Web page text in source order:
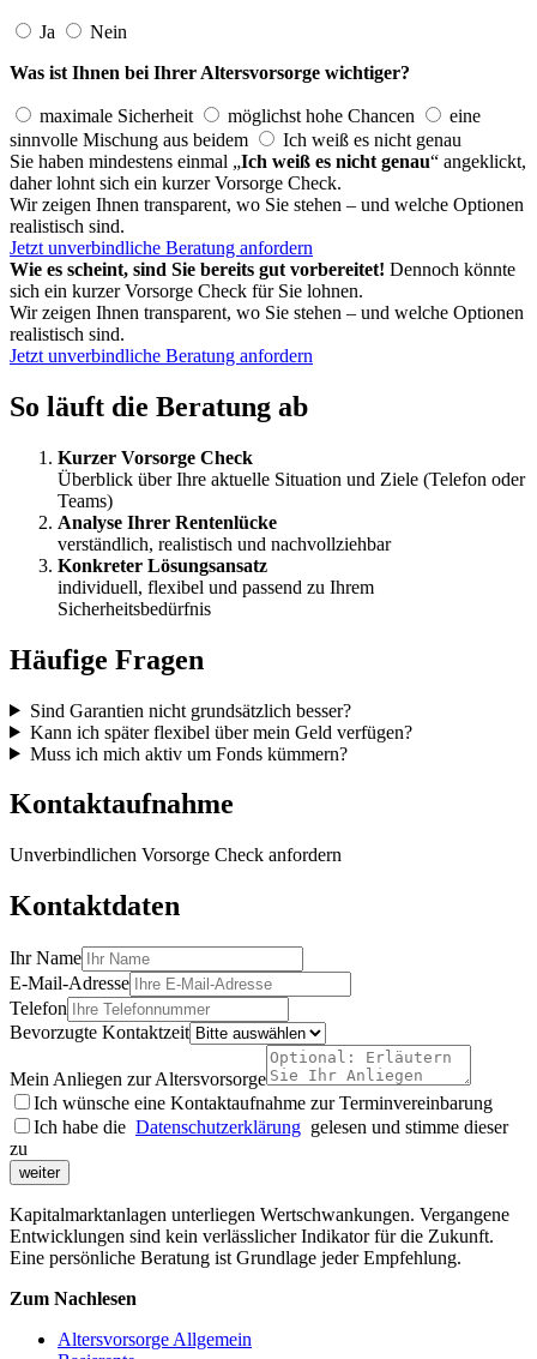
Ja
Nein
Was ist Ihnen bei Ihrer Altersvorsorge wichtiger?
maximale Sicherheit möglichst hohe Chancen
eine
sinnvolle Mischung aus beidem
Ich weiß es nicht genau
Sie haben mindestens einmal „Ich weiß es nicht genau“ angeklickt,
daher lohnt sich ein kurzer Vorsorge Check.
Wir zeigen Ihnen transparent, wo Sie stehen – und welche Optionen
realistisch sind.
Jetzt unverbindliche Beratung anfordern
Wie es scheint, sind Sie bereits gut vorbereitet! Dennoch könnte
sich ein kurzer Vorsorge Check für Sie lohnen.
Wir zeigen Ihnen transparent, wo Sie stehen – und welche Optionen
realistisch sind.
Jetzt unverbindliche Beratung anfordern
So läuft die Beratung ab
Kurzer Vorsorge Check
Überblick über Ihre aktuelle Situation und Ziele (Telefon oder
Teams)
Analyse Ihrer Rentenlücke
verständlich, realistisch und nachvollziehbar
Konkreter Lösungsansatz
individuell, flexibel und passend zu Ihrem
Sicherheitsbedürfnis
Häufige Fragen
Sind Garantien nicht grundsätzlich besser?
Kann ich später flexibel über mein Geld verfügen?
Muss ich mich aktiv um Fonds kümmern?
Kontaktaufnahme
Unverbindlichen Vorsorge Check anfordern
Kontaktdaten
Ihr Name
E-Mail-Adresse
Telefon
Bevorzugte Kontaktzeit
Mein Anliegen zur Altersvorsorge
Ich wünsche eine Kontaktaufnahme zur Terminvereinbarung
Ich habe die Datenschutzerklärung gelesen und stimme dieser
zu
weiter
Kapitalmarktanlagen unterliegen Wertschwankungen. Vergangene
Entwicklungen sind kein verlässlicher Indikator für die Zukunft.
Eine persönliche Beratung ist Grundlage jeder Empfehlung.
Zum Nachlesen
Altersvorsorge Allgemein